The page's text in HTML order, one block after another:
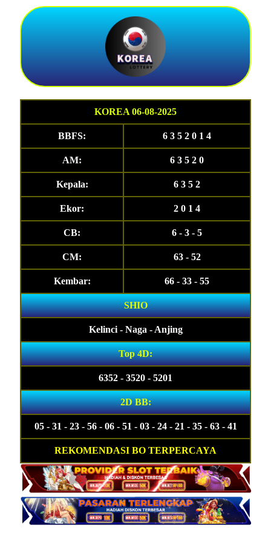
KOREA 06-08-2025
BBFS: 6 3 5 2 0 1 4
AM: 6 3 5 2 0
Kepala: 6 3 5 2
Ekor: 2 0 1 4
CB: 6 - 3 - 5
CM: 63 - 52
Kembar: 66 - 33 - 55
SHIO
Kelinci - Naga - Anjing
Top 4D:
6352 - 3520 - 5201
2D BB:
05 - 31 - 23 - 56 - 06 - 51 - 03 - 24 - 21 - 35 - 63 - 41
REKOMENDASI BO TERPERCAYA